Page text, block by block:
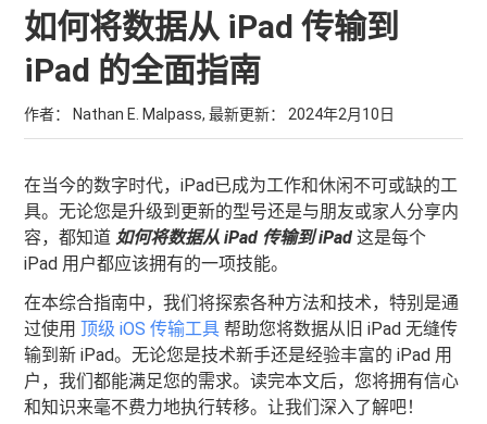
如何将数据从 iPad 传输到
iPad 的全面指南
作者： Nathan E. Malpass, 最新更新： 2024年2月10日
在当今的数字时代，iPad已成为工作和休闲不可或缺的工
具。无论您是升级到更新的型号还是与朋友或家人分享内
容，都知道如何将数据从 iPad 传输到 iPad 这是每个
iPad 用户都应该拥有的一项技能。
在本综合指南中，我们将探索各种方法和技术，特别是通
过使用顶级 iOS 传输工具 帮助您将数据从旧 iPad 无缝传
输到新 iPad。无论您是技术新手还是经验丰富的 iPad 用
户，我们都能满足您的需求。读完本文后，您将拥有信心
和知识来毫不费力地执行转移。让我们深入了解吧！